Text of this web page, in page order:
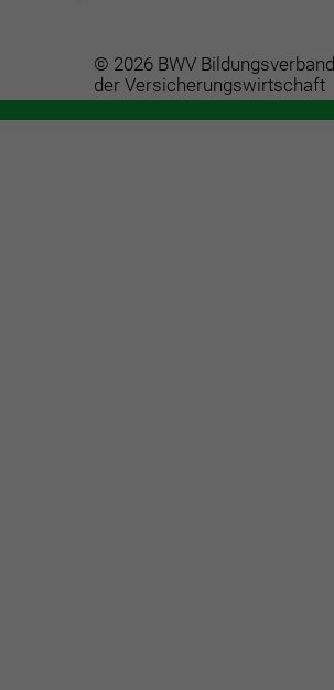
© 2026 BWV Bildungsverband
der Versicherungswirtschaft